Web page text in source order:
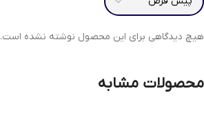
هیچ دیدگاهی برای این محصول نوشته نشده است.
محصولات مشابه